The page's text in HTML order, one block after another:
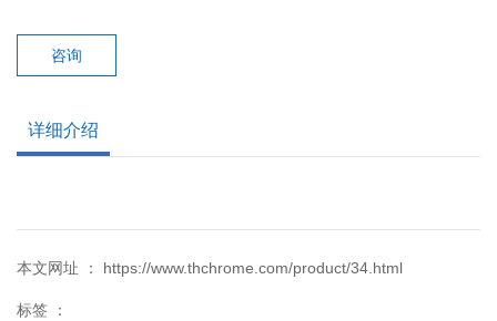
咨询
详细介绍
本文网址 ： https://www.thchrome.com/product/34.html
标签 ：